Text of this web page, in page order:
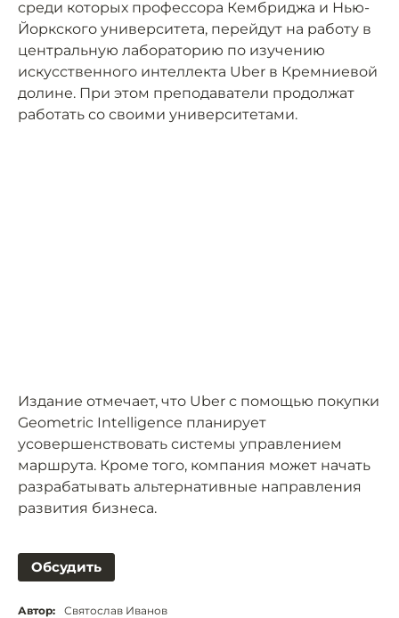
среди которых профессора Кембриджа и Нью-
Йоркского университета, перейдут на работу в
центральную лабораторию по изучению
искусственного интеллекта Uber в Кремниевой
долине. При этом преподаватели продолжат
работать со своими университетами.
Издание отмечает, что Uber с помощью покупки
Geometric Intelligence планирует
усовершенствовать системы управлением
маршрута. Кроме того, компания может начать
разрабатывать альтернативные направления
развития бизнеса.
Обсудить
Автор: Святослав Иванов